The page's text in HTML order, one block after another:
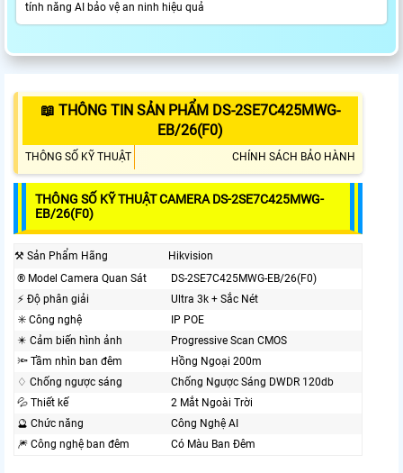
tính năng AI bảo vệ an ninh hiệu quả
📖 THÔNG TIN SẢN PHẨM DS-2SE7C425MWG-
EB/26(F0)
THÔNG SỐ KỸ THUẬT CHÍNH SÁCH BẢO HÀNH
THÔNG SỐ KỸ THUẬT CAMERA DS-2SE7C425MWG-
EB/26(F0)
⚒ Sản Phẩm Hãng
Hikvision
®️ Model Camera Quan Sát
DS-2SE7C425MWG-EB/26(F0)
️⚡ Độ phân giải
Ultra 3k + Sắc Nét
✳️ Công nghệ
IP POE
✴️ Cảm biến hình ảnh
Progressive Scan CMOS
🔦 Tầm nhìn ban đêm
Hồng Ngoại 200m
♢ Chống ngược sáng
Chống Ngược Sáng DWDR 120db
💦 Thiết kế
2 Mắt Ngoài Trời
🔮 Chức năng
Công Nghệ AI
🎆 Công nghệ ban đêm
Có Màu Ban Ðêm